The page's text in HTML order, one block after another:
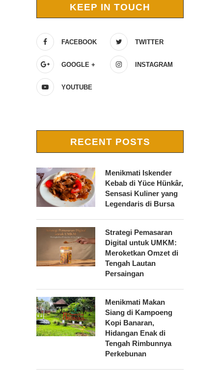
KEEP IN TOUCH
FACEBOOK TWITTER
GOOGLE + INSTAGRAM
YOUTUBE
RECENT POSTS
Menikmati Iskender
Kebab di Yüce Hünkâr,
Sensasi Kuliner yang
Legendaris di Bursa
Strategi Pemasaran
Digital untuk UMKM:
Meroketkan Omzet di
Tengah Lautan
Persaingan
Menikmati Makan
Siang di Kampoeng
Kopi Banaran,
Hidangan Enak di
Tengah Rimbunnya
Perkebunan